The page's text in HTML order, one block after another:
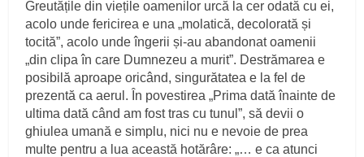
Greutățile din viețile oamenilor urcă la cer odată cu ei,
acolo unde fericirea e una „molatică, decolorată și
tocită”, acolo unde îngerii și-au abandonat oamenii
„din clipa în care Dumnezeu a murit”. Destrămarea e
posibilă aproape oricând, singurătatea e la fel de
prezentă ca aerul. În povestirea „Prima dată înainte de
ultima dată când am fost tras cu tunul”, să devii o
ghiulea umană e simplu, nici nu e nevoie de prea
multe pentru a lua această hotărâre: „… e ca atunci